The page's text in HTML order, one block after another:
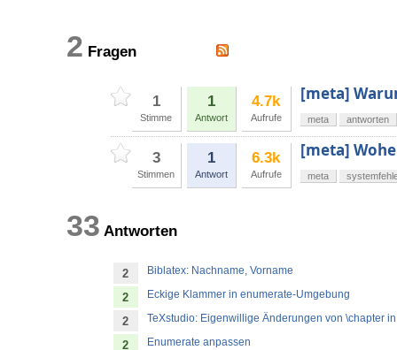
2 Fragen
1
Stimme
1
Antwort
4.7k
Aufrufe
[meta]
meta antworten
3
Stimmen
1
Antwort
6.3k
Aufrufe
[meta]
meta
33 Antworten
2 Biblatex: Nachname, Vorname
2 Eckige Klammer in enumerate-Umgebung
2 TeXstudio: Eigenwillige Änderungen von \chapter
2 Enumerate anpassen